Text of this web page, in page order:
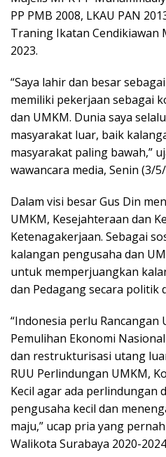
PP PMB 2008, LKAU PAN
Traning Ikatan Cendikiawan
2023.
“Saya lahir dan besar
memiliki pekerjaan sebagai
dan UMKM. Dunia saya
masyarakat luar, baik
masyarakat paling bawah,”
wawancara media, Senin (3/
Dalam visi besar Gus Din
UMKM, Kesejahteraan dan
Ketenagakerjaan. Sebagai
kalangan pengusaha dan
untuk memperjuangkan
dan Pedagang secara politik
“Indonesia perlu Rancangan
Pemulihan Ekonomi
dan restrukturisasi utang
RUU Perlindungan UMKM,
Kecil agar ada perlindungan
pengusaha kecil dan
maju,” ucap pria yang
Walikota Surabaya 2020-